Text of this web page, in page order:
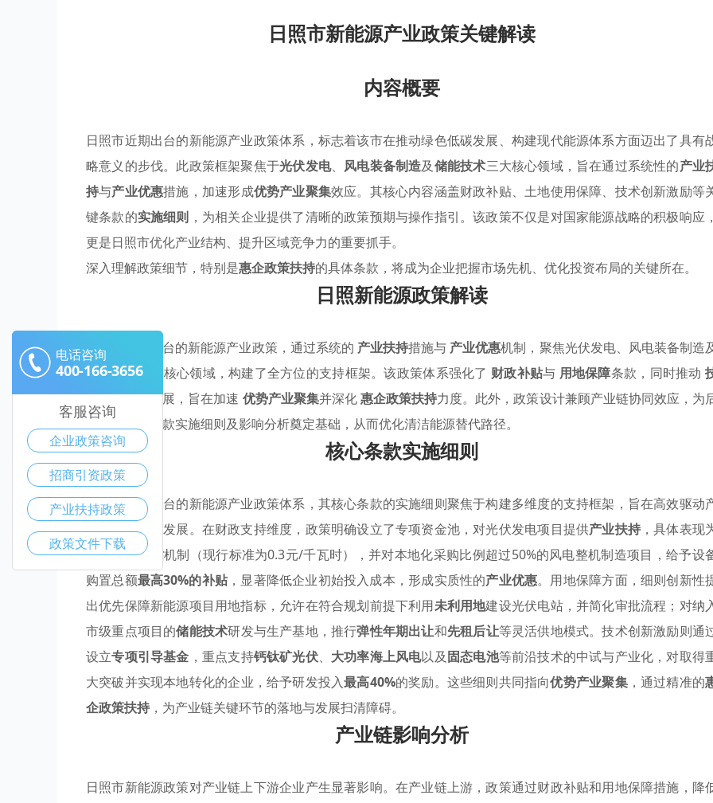
日照市新能源产业政策关键解读
内容概要
日照市近期出台的新能源产业政策体系，标志着该市在推动绿色低碳发展、构建现代能源体系方面迈出了具有
略意义的步伐。此政策框架聚焦于光伏发电、 风电装备制造及储能技术三大核心领域，旨在通过系统性的产业
持与产业优惠措施，加速形成优势产业聚集效应。其核心内容涵盖财政补贴、土地使用保障、技术创新激励等
键条款的实施细则 ，为相关企业提供了清晰的政策预期与操作指引。该政策不仅是对国家能源战略的积极响应，
更是日照市优化产业结构、提升区域竞争力的重要抓手。
深入理解政策细节，特别是惠企政策扶持的具体条款，将成为企业把握市场先机、优化投资布局的关键所在。
日照新能源政策解读
日照市最新出台的新能源产业政策，通过系统的 产业扶持措施与 产业优惠机制，聚焦光伏发电、风电装备制造
储能技术三大核心领域，构建了全方位的支持框架。该政策体系强化了 财政补贴与 用地保障条款，同时推动
术创新驱动发展，旨在加速 优势产业聚集并深化惠企政策扶持力度。此外，政策设计兼顾产业链协同效应，为
续解读核心条款实施细则及影响分析奠定基础，从而优化清洁能源替代路径。
核心条款实施细则
日照市最新出台的新能源产业政策体系，其核心条款的实施细则聚焦于构建多维度的支持框架，旨在高效驱动
业升级与集群发展。在财政支持维度，政策明确设立了专项资金池，对光伏发电项目提供产业扶持，具体表现
实施度电补贴机制（现行标准为0.3元/千瓦时），并对本地化采购比例超过50%的风电整机制造项目，给予设
购置总额最高30%的补贴，显著降低企业初始投入成本，形成实质性的产业优惠。用地保障方面，细则创新性
出优先保障新能源项目用地指标，允许在符合规划前提下利用未利用地建设光伏电站，并简化审批流程；对纳
市级重点项目的储能技术研发与生产基地，推行弹性年期出让和先租后让等灵活供地模式。技术创新激励则通
设立专项引导基金 ，重点支持钙钛矿光伏、 大功率海上风电以及固态电池等前沿技术的中试与产业化，对取得
大突破并实现本地转化的企业，给予研发投入最高40%的奖励。这些细则共同指向优势产业聚集，通过精准的
企政策扶持 ，为产业链关键环节的落地与发展扫清障碍。
产业链影响分析
日照市新能源政策对产业链上下游企业产生显著影响。在产业链上游，政策通过财政补贴和用地保障措施，降
电话咨询
400-166-3656
客服咨询
企业政策咨询
招商引资政策
产业扶持政策
政策文件下载